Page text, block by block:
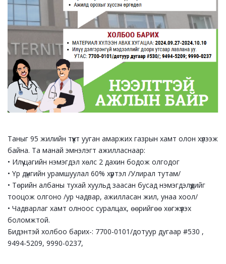
Таныг 95 жилийн түүхт ууган амаржих газрын хамт олон хүлээж
байна. Та манай эмнэлэгт ажилласнаар:
• Илүү цагийн нэмэгдэл хөлс 2 дахин бодож олгодог
• Үр дүнгийн урамшуулал 60% хүртэл /Улирал тутам/
• Төрийн албаны тухай хуульд заасан бусад нэмэгдэлүүдийг
тооцож олгоно /ур чадвар, ажилласан жил, унаа хоол/
• Чадварлаг хамт олноос суралцах, өөрийгөө хөгжүүлэх
боломжтой.
Бидэнтэй холбоо барих-: 7700-0101/дотуур дугаар #530 ,
9494-5209, 9990-0237,